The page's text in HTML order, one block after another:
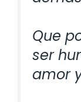
Que
ser
amor